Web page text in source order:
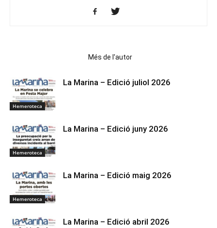
Més de l'autor
Hemeroteca
La Marina – Edició juliol 2026
Hemeroteca
La Marina – Edició juny 2026
Hemeroteca
La Marina – Edició maig 2026
La Marina – Edició abril 2026